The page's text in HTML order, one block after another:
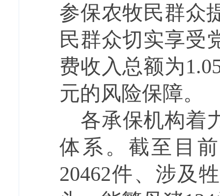
参保农牧民群众
民群众切实享受
费收入总额为
元的风险保障。
各承保机构着
体系。 截至目
20462件、涉及